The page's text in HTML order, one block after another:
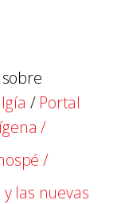
/ Portal
/
/
las nuevas